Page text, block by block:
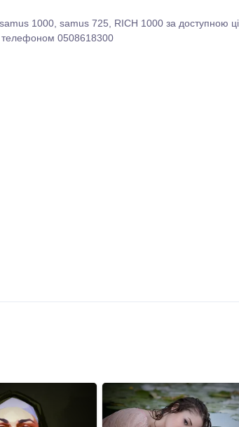
1000, samus 725, RICH 1000 за доступною
телефоном 0508618300